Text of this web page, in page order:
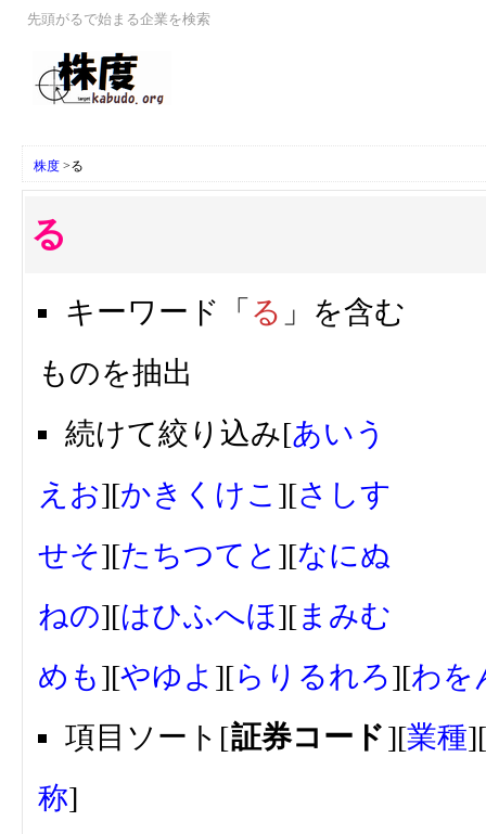
先頭がるで始まる企業を検索
株度>る
る
キーワード「 る 」を含む
ものを抽出
続けて絞り込み[あい う
え お][かき く けこ ][さ しす
せそ][たちつて と ][なにぬ
ねの][はひふへほ][ま みむ
め も][やゆよ ][ら り るれろ][わを
項目ソート[証券コード][業種][
称]